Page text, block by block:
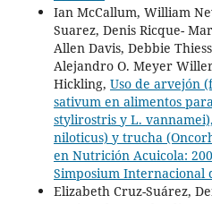
Ian McCallum, William
Suarez, Denis Ricque-
Allen Davis, Debbie
Alejandro O. Meyer
Hickling, Uso de arvejón
sativum en alimentos
stylirostris y L.
niloticus) y trucha
en Nutrición Acuicola:
Simposium Internacional
Elizabeth Cruz-Suárez,